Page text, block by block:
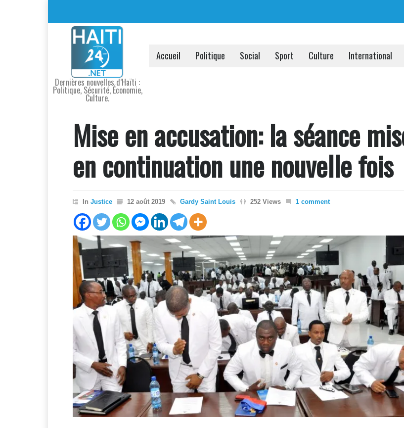
Dernières nouvelles d’Haïti :
Politique, Sécurité, Économie,
Culture.
Accueil Politique Social Sport Culture International
Mise en accusation: la séance
en continuation une nouvelle fois
In Justice 12 août 2019 Gardy Saint Louis 252 Views 1 comment